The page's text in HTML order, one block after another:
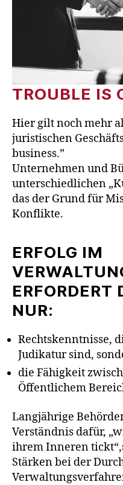
TROUBLE IS
Hier gilt noch mehr
juristischen
business.”
Unternehmen und
unterschiedlichen
das der Grund für
Konflikte.
ERFOLG IM
ERFORDERT
NUR:
Rechtskenntnisse,
Judikatur sind,
die Fähigkeit
Öffentlichem
Langjährige
Verständnis dafür,
ihrem Inneren
Stärken bei der